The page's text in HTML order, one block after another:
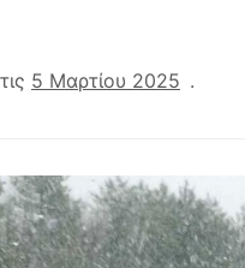
5 Μαρτίου 2025 .